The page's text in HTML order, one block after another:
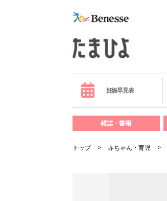
妊娠早見表
雑誌・書籍
トップ 赤ちゃん・育児